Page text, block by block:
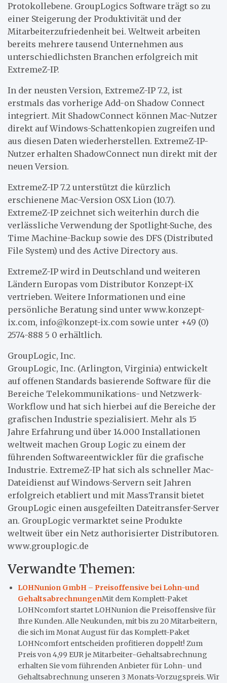
Protokollebene. GroupLogics Software trägt so zu
einer Steigerung der Produktivität und der
Mitarbeiterzufriedenheit bei. Weltweit arbeiten
bereits mehrere tausend Unternehmen aus
unterschiedlichsten Branchen erfolgreich mit
ExtremeZ-IP.
In der neusten Version, ExtremeZ-IP 7.2, ist
erstmals das vorherige Add-on Shadow Connect
integriert. Mit ShadowConnect können Mac-Nutzer
direkt auf Windows-Schattenkopien zugreifen und
aus diesen Daten wiederherstellen. ExtremeZ-IP-
Nutzer erhalten ShadowConnect nun direkt mit der
neuen Version.
ExtremeZ-IP 7.2 unterstützt die kürzlich
erschienene Mac-Version OSX Lion (10.7).
ExtremeZ-IP zeichnet sich weiterhin durch die
verlässliche Verwendung der Spotlight-Suche, des
Time Machine-Backup sowie des DFS (Distributed
File System) und des Active Directory aus.
ExtremeZ-IP wird in Deutschland und weiteren
Ländern Europas vom Distributor Konzept-iX
vertrieben. Weitere Informationen und eine
persönliche Beratung sind unter www.konzept-
ix.com, info@konzept-ix.com sowie unter +49 (0)
2574-888 5 0 erhältlich.
GroupLogic, Inc.
GroupLogic, Inc. (Arlington, Virginia) entwickelt
auf offenen Standards basierende Software für die
Bereiche Telekommunikations- und Netzwerk-
Workflow und hat sich hierbei auf die Bereiche der
grafischen Industrie spezialisiert. Mehr als 15
Jahre Erfahrung und über 14.000 Installationen
weltweit machen Group Logic zu einem der
führenden Softwareentwickler für die grafische
Industrie. ExtremeZ-IP hat sich als schneller Mac-
Dateidienst auf Windows-Servern seit Jahren
erfolgreich etabliert und mit MassTransit bietet
GroupLogic einen ausgefeilten Dateitransfer-Server
an. GroupLogic vermarktet seine Produkte
weltweit über ein Netz authorisierter Distributoren.
www.grouplogic.de
Verwandte Themen:
LOHNunion GmbH – Preisoffensive bei Lohn-und
GehaltsabrechnungenMit dem Komplett-Paket
LOHNcomfort startet LOHNunion die Preisoffensive für
Ihre Kunden. Alle Neukunden, mit bis zu 20 Mitarbeitern,
die sich im Monat August für das Komplett-Paket
LOHNcomfort entscheiden profitieren doppelt! Zum
Preis von 4,99 EUR je Mitarbeiter-Gehaltsabrechnung
erhalten Sie vom führenden Anbieter für Lohn- und
Gehaltsabrechnung unseren 3 Monats-Vorzugspreis. Wir